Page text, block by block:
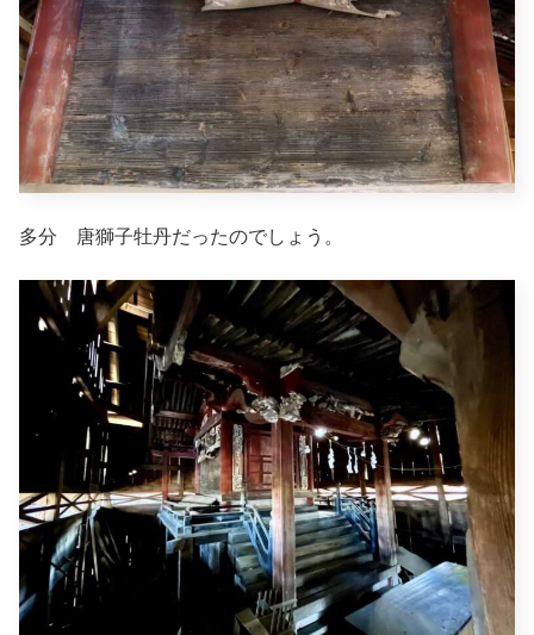
多分 唐獅子牡丹だったのでしょう。